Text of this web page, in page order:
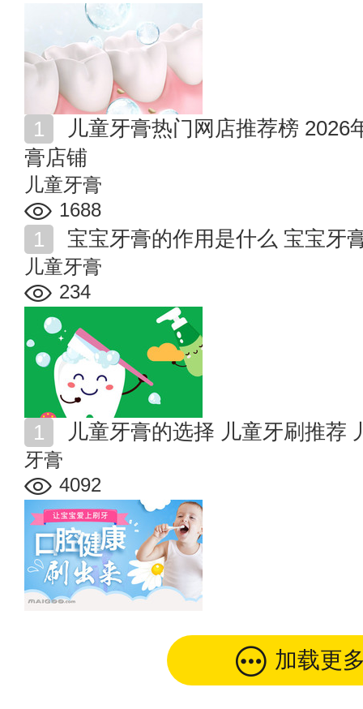
膏店铺
儿童牙膏
1688
宝宝牙膏的作用是什么 宝宝牙
儿童牙膏
234
儿童牙膏的选择 儿童牙刷推荐
牙膏
4092
加载更